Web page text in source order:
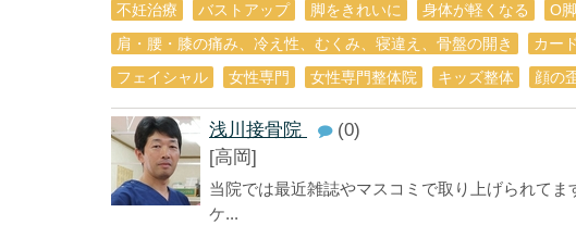
不妊治療
バストアップ 脚をきれいに 身体が軽くなる O
肩・腰・膝の痛み、冷え性、むくみ、寝違え、骨盤の開き
カー
フェイシャル
女性専門 女性専門整体院 キッズ整体 顔の
浅川接骨院
(0)
[高岡]
当院では最近雑誌やマスコミで取り上げられて
ケ...